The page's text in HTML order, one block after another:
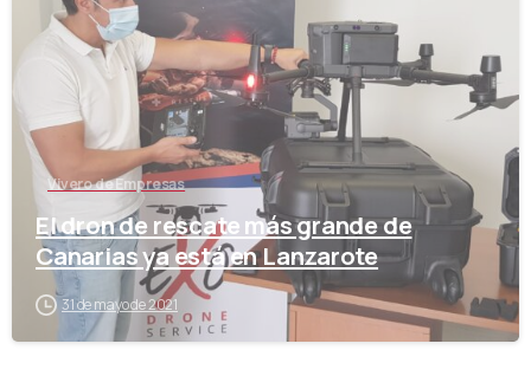
Vivero de Empresas
El dron de rescate más grande de
Canarias ya está en Lanzarote
31 de mayo de 2021